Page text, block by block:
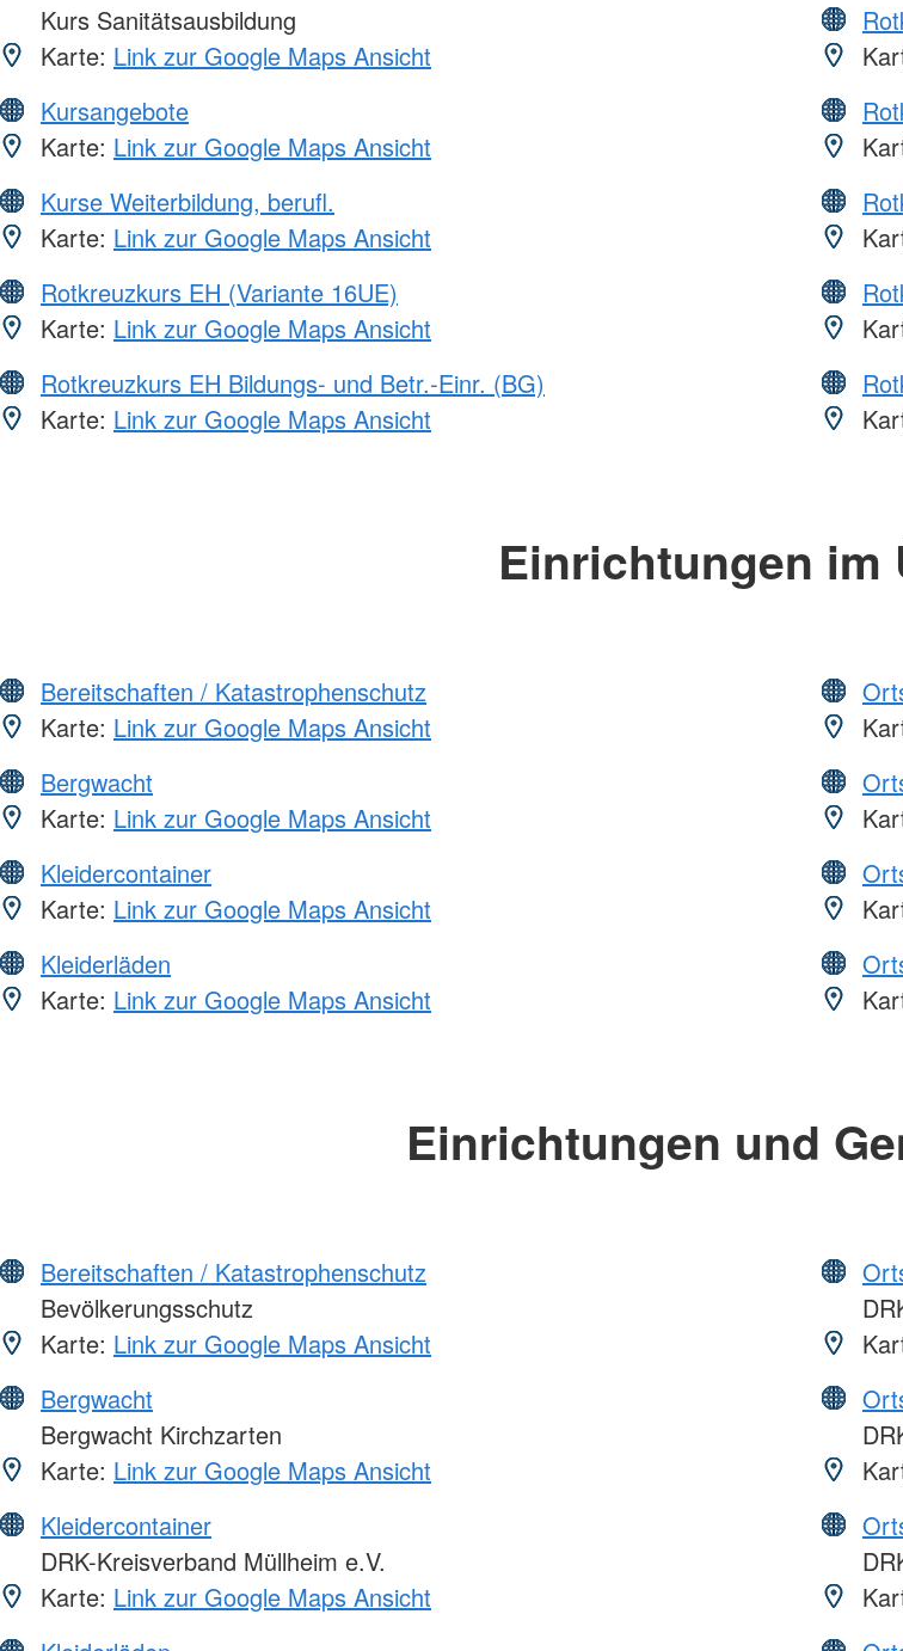
Kurs Sanitätsausbildung
Karte: Link zur Google Maps Ansicht
Kursangebote
Karte: Link zur Google Maps Ansicht
Kurse Weiterbildung, berufl.
Karte: Link zur Google Maps Ansicht
Rotkreuzkurs EH (Variante 16UE)
Karte: Link zur Google Maps Ansicht
Rotkreuzkurs EH Bildungs- und Betr.-Einr. (BG)
Karte: Link zur Google Maps Ansicht
Einrichtungen im
Bereitschaften / Katastrophenschutz
Karte: Link zur Google Maps Ansicht
Bergwacht
Karte: Link zur Google Maps Ansicht
Kleidercontainer
Karte: Link zur Google Maps Ansicht
Kleiderläden
Karte: Link zur Google Maps Ansicht
Einrichtungen und
Bereitschaften / Katastrophenschutz
Bevölkerungsschutz
Karte: Link zur Google Maps Ansicht
Bergwacht
Bergwacht Kirchzarten
Karte: Link zur Google Maps Ansicht
Kleidercontainer
DRK-Kreisverband Müllheim e.V.
Karte: Link zur Google Maps Ansicht